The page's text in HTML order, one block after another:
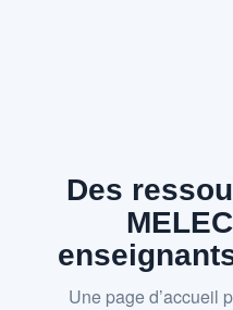
Des
Une page d’accueil